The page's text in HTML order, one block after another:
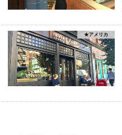
★アメリカ